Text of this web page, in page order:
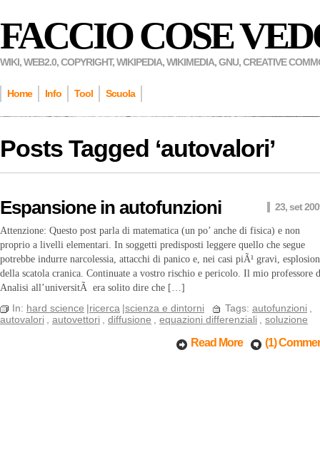
FACCIO COSE
WIKI, WEB2.0, COPYRIGHT, WIKIPEDIA, WIKIMEDIA, GNU, CREATIVE
Home Info Tool Scuola
Posts Tagged ‘autovalori’
Espansione in autofunzioni 23, set
Attenzione: Questo post parla di matematica (un po’ anche di fisica) e non
proprio a livelli elementari. In soggetti predisposti leggere quello che segue
potrebbe indurre narcolessia, attacchi di panico e, nei casi piÃ¹ gravi,
della scatola cranica. Continuate a vostro rischio e pericolo. Il mio professore
Analisi all’universitÃ era solito dire che […]
In: hard science |ricerca |scienza e dintorni Tags: autofunzioni
autovalori
autovettori diffusione equazioni differenziali soluzione
Read More (1)